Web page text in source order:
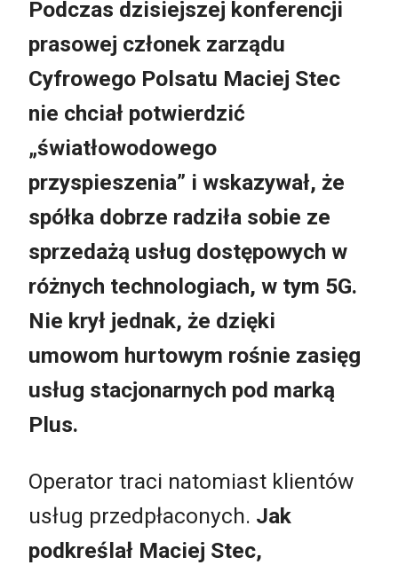
Podczas dzisiejszej konferencji
prasowej członek zarządu
Cyfrowego Polsatu Maciej Stec
nie chciał potwierdzić
„światłowodowego
przyspieszenia” i wskazywał, że
spółka dobrze radziła sobie ze
sprzedażą usług dostępowych w
różnych technologiach, w tym 5G.
Nie krył jednak, że dzięki
umowom hurtowym rośnie zasięg
usług stacjonarnych pod marką
Plus.
Operator traci natomiast klientów
usług przedpłaconych. Jak
podkreślał Maciej Stec,